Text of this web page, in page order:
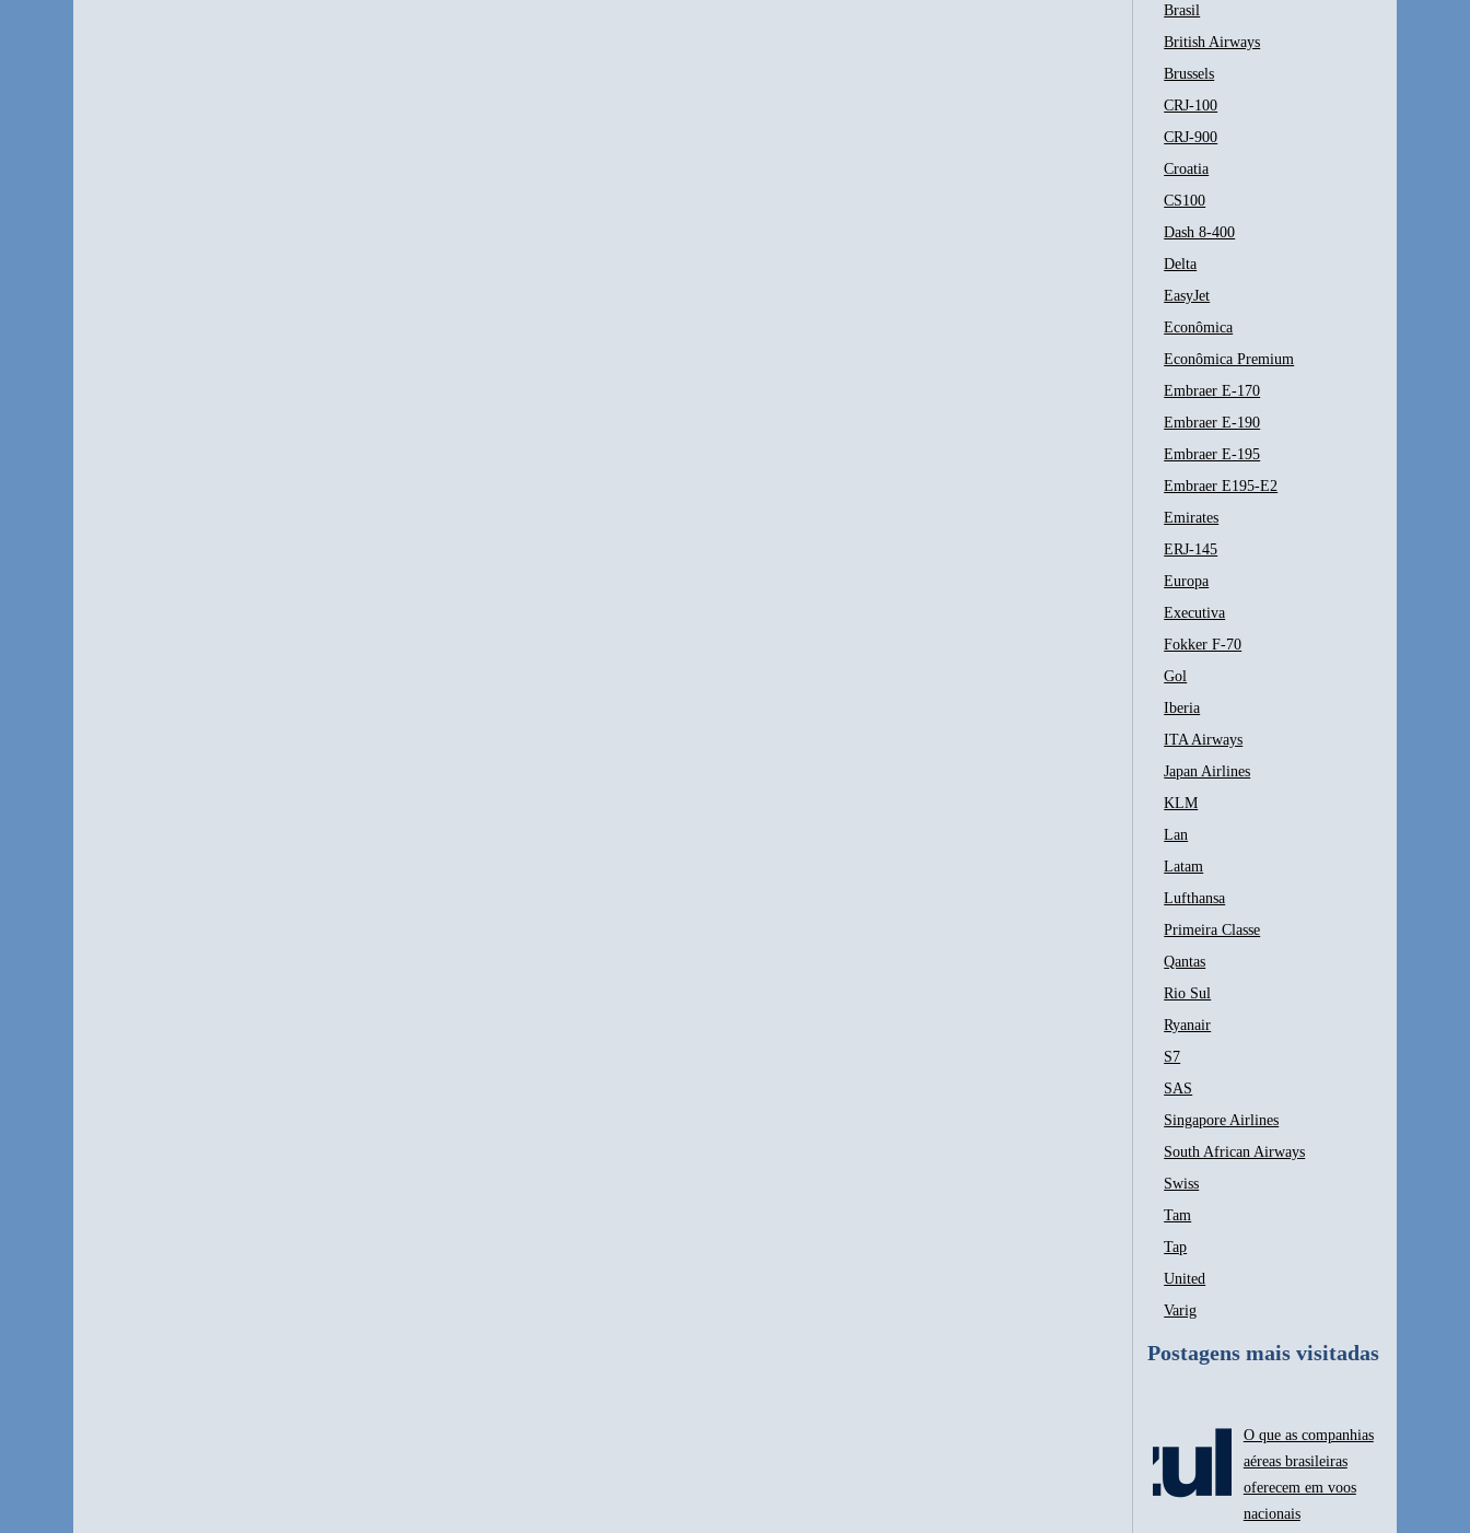
Brasil
British Airways
Brussels
CRJ-100
CRJ-900
Croatia
CS100
Dash 8-400
Delta
EasyJet
Econômica
Econômica Premium
Embraer E-170
Embraer E-190
Embraer E-195
Embraer E195-E2
Emirates
ERJ-145
Europa
Executiva
Fokker F-70
Gol
Iberia
ITA Airways
Japan Airlines
KLM
Lan
Latam
Lufthansa
Primeira Classe
Qantas
Rio Sul
Ryanair
S7
SAS
Singapore Airlines
South African Airways
Swiss
Tam
Tap
United
Varig
Postagens mais visitadas
O que as companhias
aéreas brasileiras
oferecem em voos
nacionais